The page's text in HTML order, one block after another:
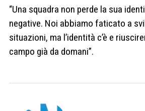
“Una squadra non perde la sua
negative. Noi abbiamo faticato a
situazioni, ma l’identità c’è e
campo già da domani”.